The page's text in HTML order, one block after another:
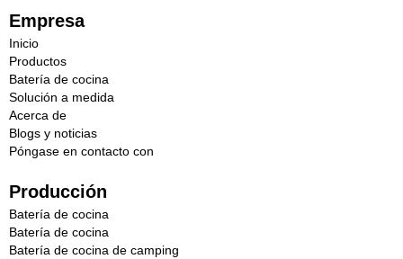
Empresa
Inicio
Productos
Batería de cocina
Solución a medida
Acerca de
Blogs y noticias
Póngase en contacto con
Producción
Batería de cocina
Batería de cocina
Batería de cocina de camping